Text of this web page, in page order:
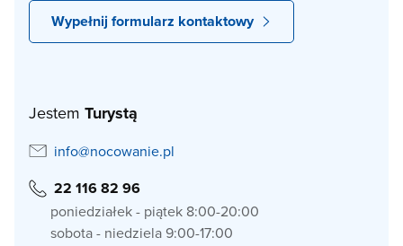
Wypełnij formularz kontaktowy
Jestem Turystą
info@nocowanie.pl
22 116 82 96
poniedziałek - piątek 8:00-20:00
sobota - niedziela 9:00-17:00